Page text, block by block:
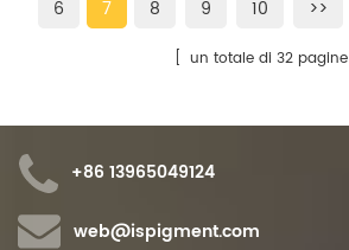
6
7 8 9 10 >>
un totale di 32 pagine
+86 13965049124
web@ispigment.com